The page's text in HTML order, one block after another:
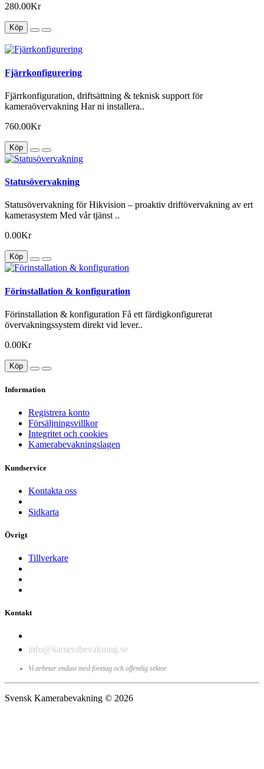
280.00Kr
Köp
Fjärrkonfigurering
Fjärrkonfiguration, driftsättning & teknisk support för
kameraövervakning Har ni installera..
760.00Kr
Köp
Statusövervakning
Statusövervakning för Hikvision – proaktiv driftövervakning av ert
kamerasystem Med vår tjänst ..
0.00Kr
Köp
Förinstallation & konfiguration
Förinstallation & konfiguration Få ett färdigkonfigurerat
övervakningssystem direkt vid lever..
0.00Kr
Köp
Information
Registrera konto
Försäljningsvillkor
Integritet och cookies
Kamerabevakningslagen
Kundservice
Kontakta oss
Sidkarta
Övrigt
Tillverkare
Kontakt
info@kamerabevakning.se
Vi arbetar endast med företag och offentlig sektor.
Svensk Kamerabevakning © 2026